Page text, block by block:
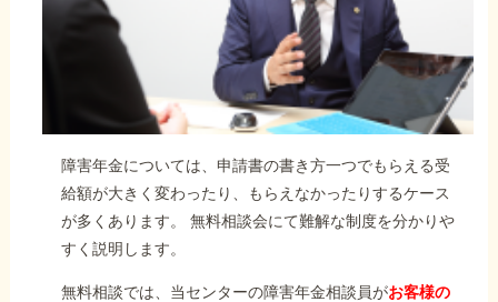
障害年金については、申請書の書き方一つでもらえる受
給額が大きく変わったり、もらえなかったりするケース
が多くあります。 無料相談会にて難解な制度を分かりや
すく説明します。
無料相談では、当センターの障害年金相談員がお客様の